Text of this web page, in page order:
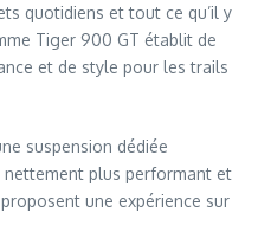
quotidiens et tout ce qu’il y
Tiger 900 GT établit de
et de style pour les trails
suspension dédiée
plus performant et
une expérience sur